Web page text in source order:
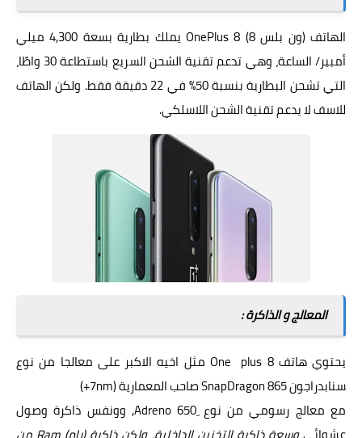
الهاتف (ون بلس 8) OnePlus 8 يملك بطارية بسعة 4,300 ميلي
أمبير/ الساعة، وهي تدعم تقنية الشحن السريع باستطاعة 30 واطًا،
التي تشحن البطارية بنسبة 50% في 22 دقيقة فقط. ولكن الهاتف
للاسف لا يدعم تقنية الشحن اللاسلكي.
المعالج و الذاكرة :
يحتوي هاتف One plus 8 مثل اخيه الاكبر على معالجا من نوع
سنابدراجون SnapDragon 865 صاحب المعمارية (7nm+)
مع معالج رسومي من نوع ِAdreno 650, وونفس ذاكرة وصول